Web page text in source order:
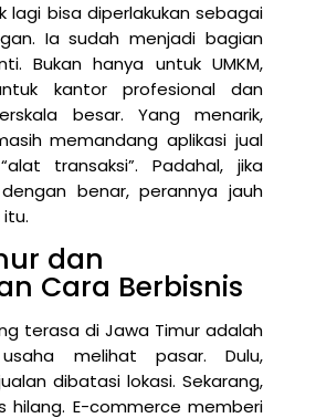
lagi bisa diperlakukan sebagai
Ia sudah menjadi bagian
Bukan hanya untuk UMKM,
kantor profesional dan
besar. Yang menarik,
memandang aplikasi jual
transaksi”. Padahal, jika
benar, perannya jauh
dan
Cara Berbisnis
terasa di Jawa Timur adalah
melihat pasar. Dulu,
dibatasi lokasi. Sekarang,
hilang. E-commerce memberi